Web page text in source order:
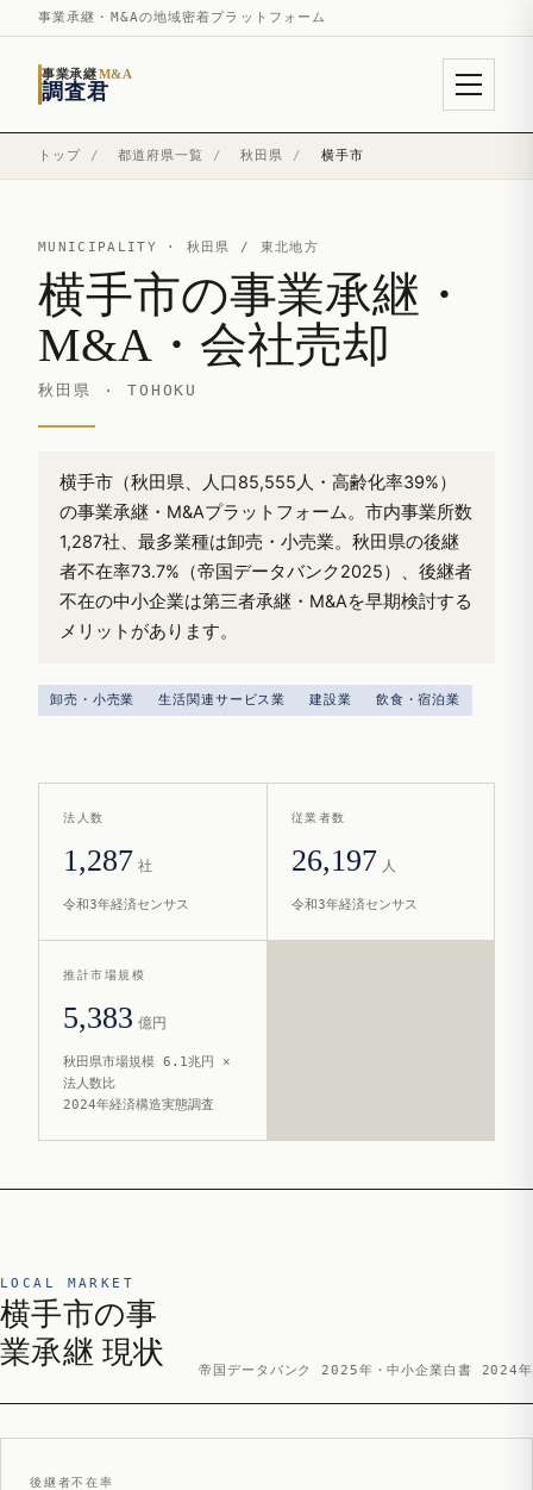
事業承継・M&Aの地域密着プラットフォーム
事業承継M&A
調査君
トップ / 都道府県一覧 / 秋田県 / 横手市
MUNICIPALITY · 秋田県 / 東北地方
横手市の事業承継・
M&A・会社売却
秋田県 · TOHOKU
横手市（秋田県、人口85,555人・高齢化率39%）
の事業承継・M&Aプラットフォーム。市内事業所数
1,287社、最多業種は卸売・小売業。秋田県の後継
者不在率73.7%（帝国データバンク2025）、後継者
不在の中小企業は第三者承継・M&Aを早期検討する
メリットがあります。
卸売・小売業 生活関連サービス業 建設業 飲食・宿泊業
法人数
1,287 社
令和3年経済センサス
従業者数
26,197 人
令和3年経済センサス
推計市場規模
5,383 億円
秋田県市場規模 6.1兆円 ×
法人数比
2024年経済構造実態調査
LOCAL MARKET
横手市の事
業承継 現状
帝国データバンク 2025年・中小企業白書 2024年
後継者不在率